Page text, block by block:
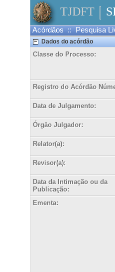
TJDFT
Acórdãos :: Pesquisa
Dados do acórdão
Classe do Processo:
Registro do Acórdão
Data de Julgamento:
Órgão Julgador:
Relator(a):
Revisor(a):
Data da Intimação ou da
Publicação:
Ementa: